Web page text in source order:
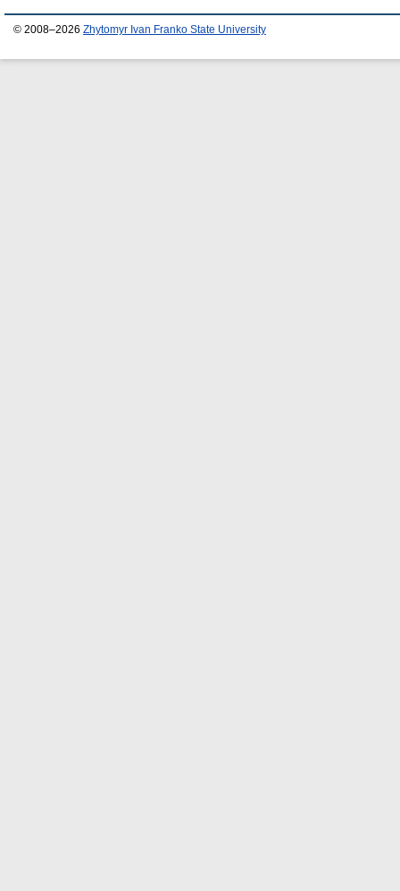
© 2008–2026 Zhytomyr Ivan Franko State University